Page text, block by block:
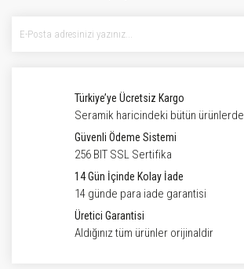
Türkiye’ye Ücretsiz Kargo
Seramik haricindeki bütün ürünlerde
Güvenli Ödeme Sistemi
256 BIT SSL Sertifika
14 Gün İçinde Kolay İade
14 günde para iade garantisi
Üretici Garantisi
Aldığınız tüm ürünler orijinaldir